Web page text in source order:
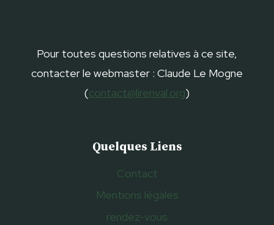
Pour toutes questions relatives à ce site,
contacter le webmaster : Claude Le Mogne
(contact@lirenval.org)
Quelques Liens
Contact
Mentions légales
rendez-vous